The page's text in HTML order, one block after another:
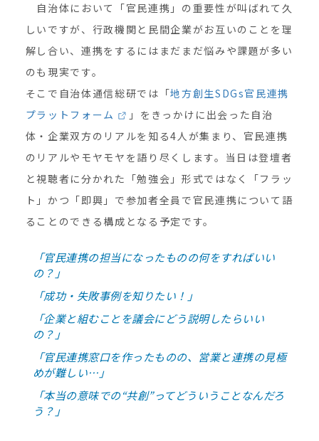
自治体において「官民連携」の重要性が叫ばれて久
しいですが、行政機関と民間企業がお互いのことを理
解し合い、連携をするにはまだまだ悩みや課題が多い
のも現実です。
そこで自治体通信総研では「地方創生SDGs官民連携
プラットフォーム
」をきっかけに出会った自治
体・企業双方のリアルを知る4人が集まり、官民連携
のリアルやモヤモヤを語り尽くします。当日は登壇者
と視聴者に分かれた「勉強会」形式ではなく「フラッ
ト」かつ「即興」で参加者全員で官民連携について語
ることのできる構成となる予定です。
「官民連携の担当になったものの何をすればいい
の？」
「成功・失敗事例を知りたい！」
「企業と組むことを議会にどう説明したらいい
の？」
「官民連携窓口を作ったものの、営業と連携の見極
めが難しい…」
「本当の意味での“共創”ってどういうことなんだろ
う？」